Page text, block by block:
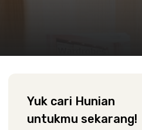
Yuk cari Hunian
untukmu sekarang!